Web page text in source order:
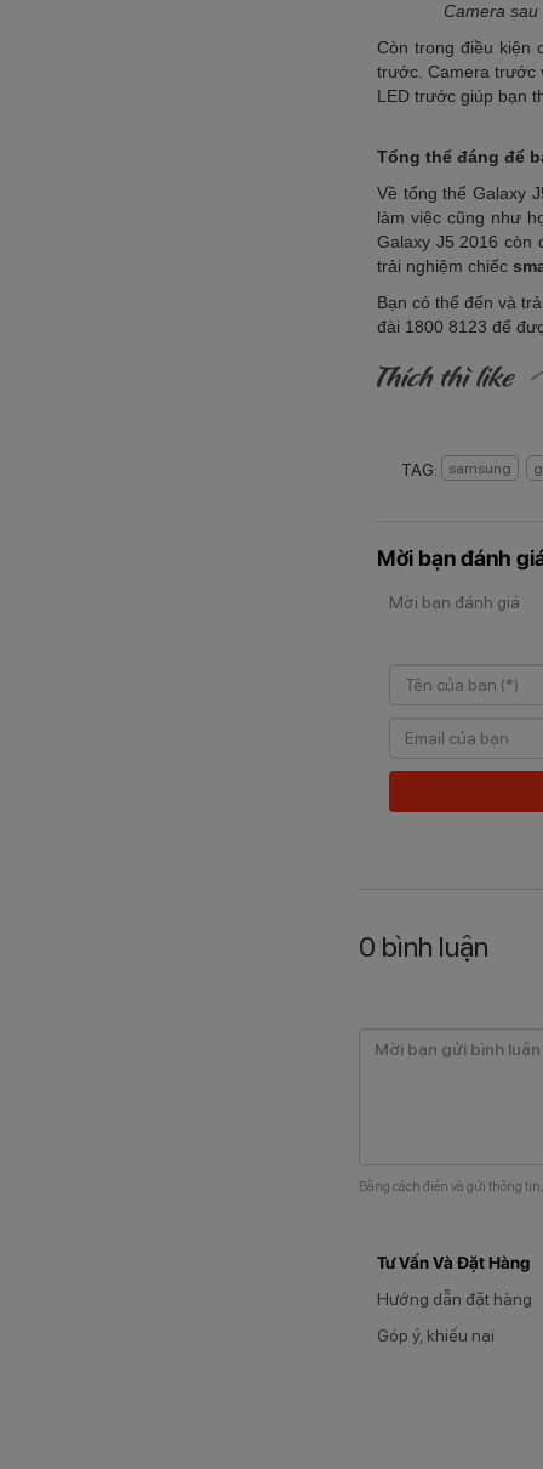
Camera
Còn trong điều kiện
trước. Camera trước
LED trước giúp bạn
Tổng thể đáng để
Về tổng thể Galaxy
làm việc cũng như
Galaxy J5 2016 còn
trải nghiệm chiếc
Bạn có thể đến và
đài 1800 8123 để
TAG: samsung
Mời bạn đánh
Mời bạn đánh giá
0 bình luận
Bằng cách điền và gửi thông
Tư Vấn Và Đặt Hàng
Hướng dẫn đặt hàng
Góp ý, khiếu nại